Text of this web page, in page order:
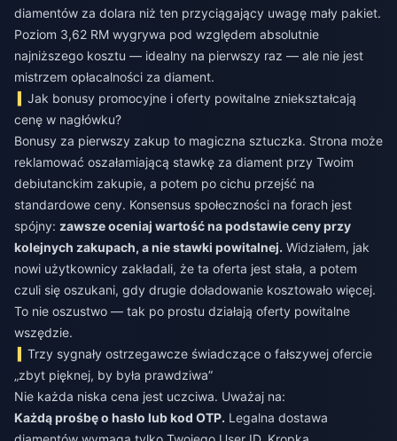
diamentów za dolara niż ten przyciągający uwagę mały pakiet.
Poziom 3,62 RM wygrywa pod względem absolutnie
najniższego kosztu — idealny na pierwszy raz — ale nie jest
mistrzem opłacalności za diament.
Jak bonusy promocyjne i oferty powitalne zniekształcają
cenę w nagłówku?
Bonusy za pierwszy zakup to magiczna sztuczka. Strona może
reklamować oszałamiającą stawkę za diament przy Twoim
debiutanckim zakupie, a potem po cichu przejść na
standardowe ceny. Konsensus społeczności na forach jest
spójny: zawsze oceniaj wartość na podstawie ceny przy
kolejnych zakupach, a nie stawki powitalnej. Widziałem, jak
nowi użytkownicy zakładali, że ta oferta jest stała, a potem
czuli się oszukani, gdy drugie doładowanie kosztowało więcej.
To nie oszustwo — tak po prostu działają oferty powitalne
wszędzie.
Trzy sygnały ostrzegawcze świadczące o fałszywej ofercie
„zbyt pięknej, by była prawdziwa”
Nie każda niska cena jest uczciwa. Uważaj na:
Każdą prośbę o hasło lub kod OTP. Legalna dostawa